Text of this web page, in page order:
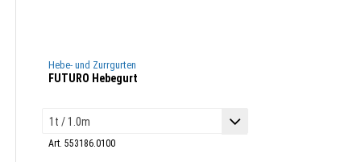
Hebe- und Zurrgurten
FUTURO Hebegurt
Art. 553186.0100